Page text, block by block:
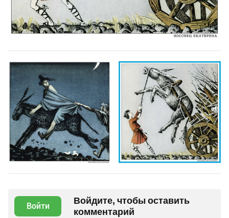
Войти
Войдите, чтобы оставить
комментарий